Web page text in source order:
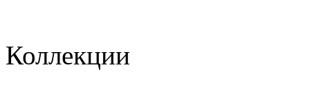
Коллекции